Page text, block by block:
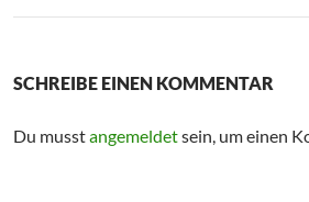
SCHREIBE EINEN KOMMENTAR
Du musstangemeldetsein, um einen